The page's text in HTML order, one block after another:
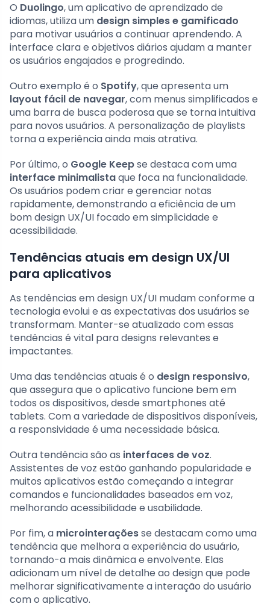
O Duolingo, um aplicativo de aprendizado de
idiomas, utiliza um design simples e gamificado
para motivar usuários a continuar aprendendo. A
interface clara e objetivos diários ajudam a manter
os usuários engajados e progredindo.
Outro exemplo é o Spotify, que apresenta um
layout fácil de navegar, com menus simplificados e
uma barra de busca poderosa que se torna intuitiva
para novos usuários. A personalização de playlists
torna a experiência ainda mais atrativa.
Por último, o Google Keepse destaca com uma
interface minimalistaque foca na funcionalidade.
Os usuários podem criar e gerenciar notas
rapidamente, demonstrando a eficiência de um
bom design UX/UI focado em simplicidade e
acessibilidade.
Tendências atuais em design UX/UI
para aplicativos
As tendências em design UX/UI mudam conforme a
tecnologia evolui e as expectativas dos usuários se
transformam. Manter-se atualizado com essas
tendências é vital para designs relevantes e
impactantes.
Uma das tendências atuais é o design responsivo,
que assegura que o aplicativo funcione bem em
todos os dispositivos, desde smartphones até
tablets. Com a variedade de dispositivos disponíveis,
a responsividade é uma necessidade básica.
Outra tendência são as interfaces de voz.
Assistentes de voz estão ganhando popularidade e
muitos aplicativos estão começando a integrar
comandos e funcionalidades baseados em voz,
melhorando acessibilidade e usabilidade.
Por fim, a microinteraçõesse destacam como uma
tendência que melhora a experiência do usuário,
tornando-a mais dinâmica e envolvente. Elas
adicionam um nível de detalhe ao design que pode
melhorar significativamente a interação do usuário
com o aplicativo.